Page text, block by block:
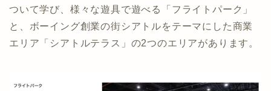
ついて学び、様々な遊具で遊べる「フライトパーク」
と、ボーイング創業の街シアトルをテーマにした商業
エリア「シアトルテラス」の2つのエリアがあります。